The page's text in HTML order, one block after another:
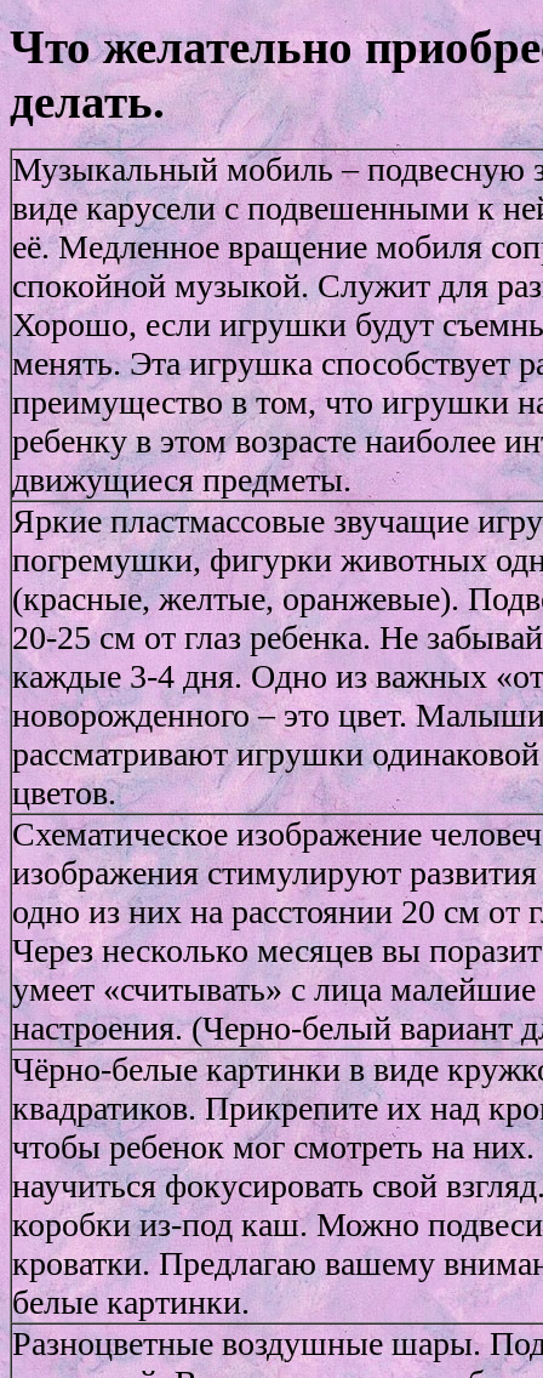
Что желательно
делать.
Музыкальный мобиль – подвесную
виде карусели с подвешенными к
её. Медленное вращение мобиля
спокойной музыкой. Служит для
Хорошо, если игрушки будут
менять. Эта игрушка способствует
преимущество в том, что игрушки
ребенку в этом возрасте наиболее
движущиеся предметы.
Яркие пластмассовые звучащие
погремушки, фигурки животных
(красные, желтые, оранжевые).
20-25 см от глаз ребенка. Не
каждые 3-4 дня. Одно из важных
новорожденного – это цвет.
рассматривают игрушки
цветов.
Схематическое изображение
изображения стимулируют
одно из них на расстоянии 20 см от
Через несколько месяцев вы
умеет «считывать» с лица
настроения. (Черно-белый вариант
Чёрно-белые картинки в виде
квадратиков. Прикрепите их над
чтобы ребенок мог смотреть на
научиться фокусировать свой
коробки из-под каш. Можно
кроватки. Предлагаю вашему
белые картинки.
Разноцветные воздушные шары.